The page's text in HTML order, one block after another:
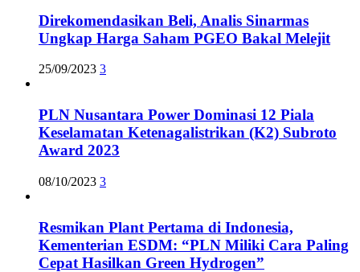
Direkomendasikan Beli, Analis Sinarmas
Ungkap Harga Saham PGEO Bakal Melejit
25/09/2023 3
PLN Nusantara Power Dominasi 12 Piala
Keselamatan Ketenagalistrikan (K2) Subroto
Award 2023
08/10/2023 3
Resmikan Plant Pertama di Indonesia,
Kementerian ESDM: “PLN Miliki Cara Paling
Cepat Hasilkan Green Hydrogen”